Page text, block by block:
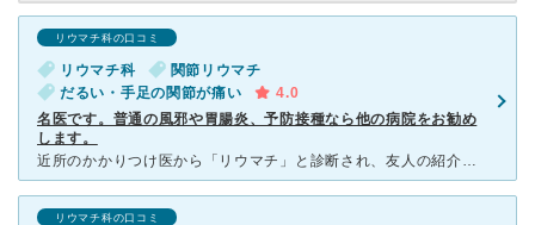
リウマチ科の口コミ
リウマチ科
関節リウマチ
だるい・手足の関節が痛い
4.0
名医です。普通の風邪や胃腸炎、予防接種なら他の病院をお勧め
します。
近所のかかりつけ医から「リウマチ」と診断され、友人の紹介で松井先生へ受診。 ごく初期の段階だったので、微熱とだるさ以外の症状はありませんでしたが、リウマチ因子が異常に高く「放っておいたら大変なことに
リウマチ科の口コミ